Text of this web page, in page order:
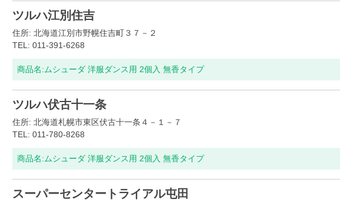
ツルハ江別住吉
住所: 北海道江別市野幌住吉町３７－２
TEL: 011-391-6268
商品名: ムシューダ 洋服ダンス用 2個入 無香タイプ
ツルハ伏古十一条
住所: 北海道札幌市東区伏古十一条４－１－７
TEL: 011-780-8268
商品名: ムシューダ 洋服ダンス用 2個入 無香タイプ
スーパーセンタートライアル屯田